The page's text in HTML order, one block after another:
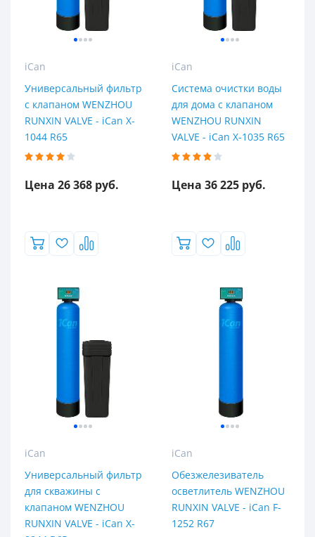
6
iCan
Универсальный фильтр
с клапаном WENZHOU
RUNXIN VALVE - iCan X-
1044 R65
Цена 26 368 руб.
iCan
Система очистки воды
для дома с клапаном
WENZHOU RUNXIN
VALVE - iCan X-1035 R65
Цена 36 225 руб.
iCan
Универсальный фильтр
для скважины с
клапаном WENZHOU
RUNXIN VALVE - iCan X-
iCan
Обезжелезиватель
осветлитель WENZHOU
RUNXIN VALVE - iCan F-
1252 R67